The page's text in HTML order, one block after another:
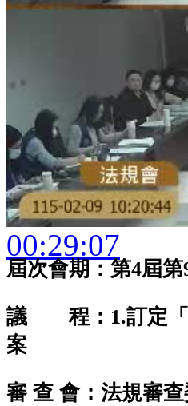
00:29:07
屆次會期：第4屆
議 程：1.訂定「
案
審 查 會：法規審